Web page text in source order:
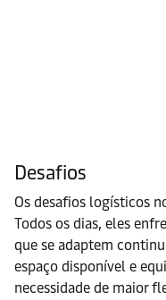
Desafios
Os desafios logísticos
Todos os dias, eles
que se adaptem
espaço disponível e
necessidade de maior